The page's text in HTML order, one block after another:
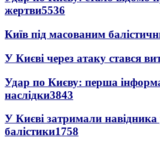
жертви5536
Київ під масованим
У Києві через атаку стався
Удар по Києву: перша
наслідки3843
У Києві затримали навідника
балістики1758